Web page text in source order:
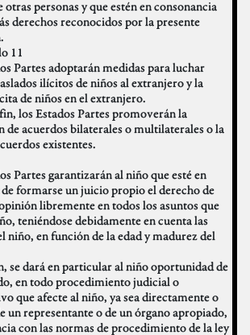
otras personas y que estén en consonancia
derechos reconocidos por la presente
11
Partes adoptarán medidas para luchar
ilícitos de niños al extranjero y la
de niños en el extranjero.
los Estados Partes promoverán la
de acuerdos bilaterales o multilaterales o la
existentes.
Partes garantizarán al niño que esté en
formarse un juicio propio el derecho de
libremente en todos los asuntos que
teniéndose debidamente en cuenta las
niño, en función de la edad y madurez del
se dará en particular al niño oportunidad de
en todo procedimiento judicial o
que afecte al niño, ya sea directamente o
un representante o de un órgano apropiado,
con las normas de procedimiento de la ley